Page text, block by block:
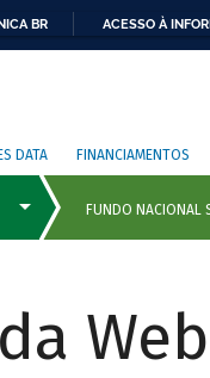
BR ACESSO À
DATA FINANCIAMENTOS
Web